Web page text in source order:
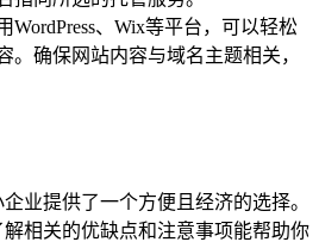
WordPress、Wix等平台，可以轻松
。确保网站内容与域名主题相关，
业提供了一个方便且经济的选择。
相关的优缺点和注意事项能帮助你